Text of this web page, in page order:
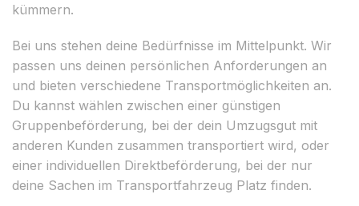
kümmern.
Bei uns stehen deine Bedürfnisse im Mittelpunkt. Wir
passen uns deinen persönlichen Anforderungen an
und bieten verschiedene Transportmöglichkeiten an.
Du kannst wählen zwischen einer günstigen
Gruppenbeförderung, bei der dein Umzugsgut mit
anderen Kunden zusammen transportiert wird, oder
einer individuellen Direktbeförderung, bei der nur
deine Sachen im Transportfahrzeug Platz finden.